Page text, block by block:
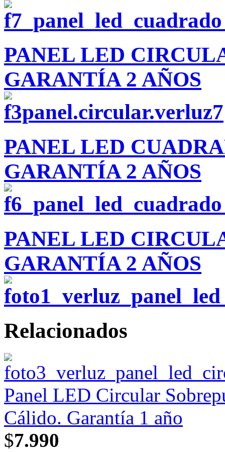
PANEL LED
GARANTÍA 2 AÑOS
PANEL LED
GARANTÍA 2 AÑOS
PANEL LED
GARANTÍA 2 AÑOS
Relacionados
Panel LED Circular
Cálido. Garantía 1 año
$7.990